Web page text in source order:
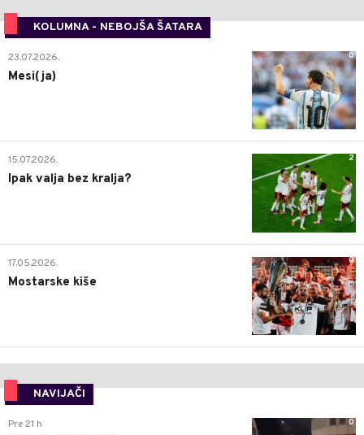
KOLUMNA - NEBOJŠA ŠATARA
0
23.07.2026.
Mesi(ja)
2
15.07.2026.
Ipak valja bez kralja?
0
17.05.2026.
Mostarske kiše
NAVIJAČI
0
Pre 21 h